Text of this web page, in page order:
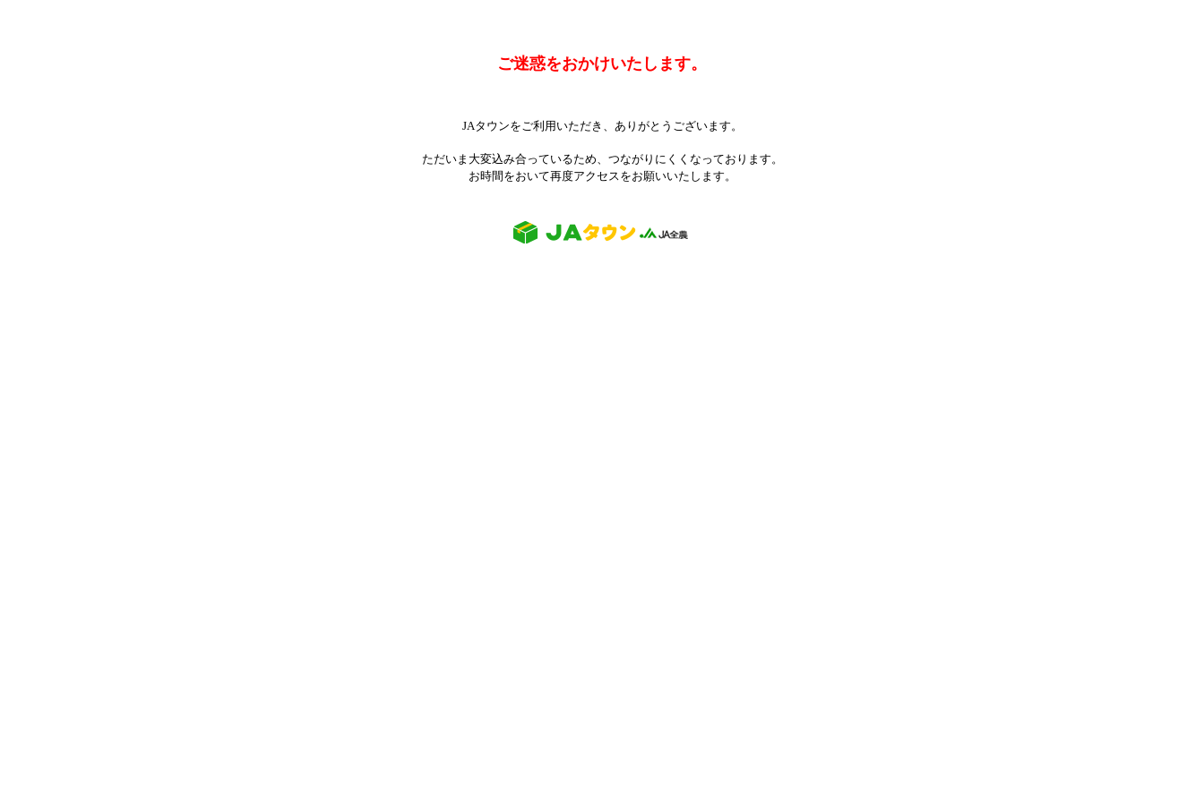
ご迷惑をおかけいたします。
JAタウンをご利用いただき、ありがとうございます。
ただいま大変込み合っているため、つながりにくくなっております。
お時間をおいて再度アクセスをお願いいたします。